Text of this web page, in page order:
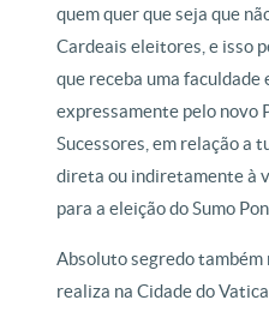
quem quer que seja que
Cardeais eleitores, e isso
que receba uma faculdade
expressamente pelo novo
Sucessores, em relação a
direta ou indiretamente à
para a eleição do Sumo
Absoluto segredo também
realiza na Cidade do